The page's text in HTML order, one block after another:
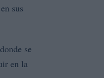
en sus
se
en la